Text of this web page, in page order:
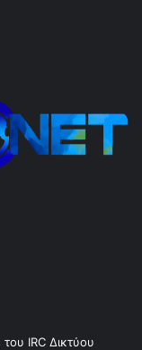
IRC Δικτύου